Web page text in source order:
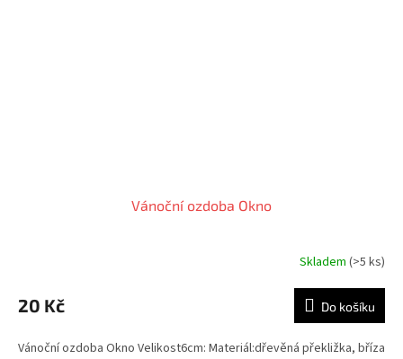
Vánoční ozdoba Okno
Skladem (>5 ks)
20 Kč Do košíku
Vánoční ozdoba Okno Velikost6cm: Materiál:dřevěná překližka, bříza